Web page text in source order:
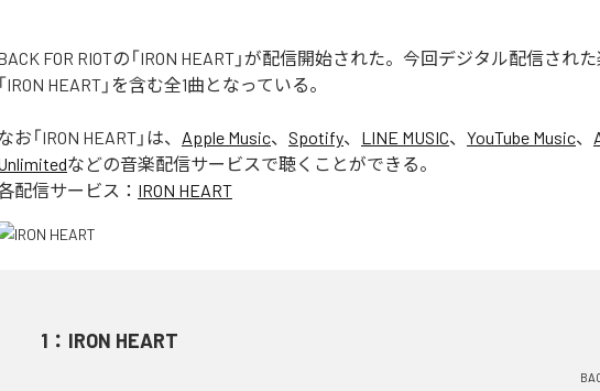
FOR RIOTの「IRON HEART」が配信開始された。今回デジタル配信された
「IRON HEART」を含む全1曲となっている。
お「IRON HEART 」は、 Apple Music、 Spotify、 LINE MUSIC、 YouTube Music、
などの音楽配信サービスで聴くことができる。
配信サービス： IRON HEART
1 ： IRON HEART